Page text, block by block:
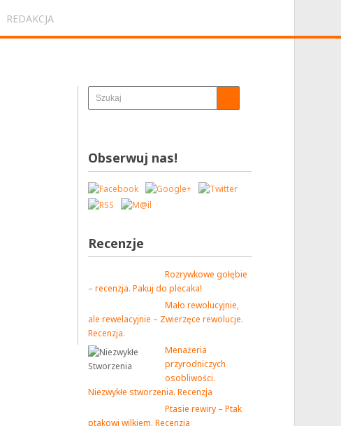
REDAKCJA
Obserwuj nas!
Recenzje
Rozrywkowe gołębie
– recenzja. Pakuj do plecaka!
Mało rewolucyjnie,
ale rewelacyjnie – Zwierzęce rewolucje.
Recenzja.
Menażeria
przyrodniczych
osobliwości.
Niezwykłe stworzenia. Recenzja
Ptasie rewiry – Ptak
ptakowi wilkiem. Recenzja